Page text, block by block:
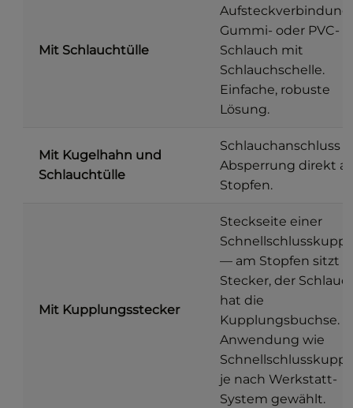
Mit Schlauchtülle
Aufsteckverbindung
Gummi- oder PVC-
Schlauch mit
Schlauchschelle.
Einfache, robuste
Lösung.
Mit Kugelhahn und
Schlauchtülle
Schlauchanschluss
Absperrung direkt
Stopfen.
Mit Kupplungsstecker
Steckseite einer
— am Stopfen sitzt
Stecker, der
hat die
Kupplungsbuchse.
Anwendung wie
je nach Werkstatt-
System gewählt.